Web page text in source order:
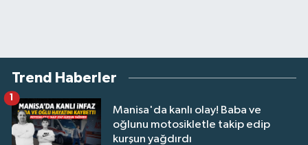
Trend Haberler
Manisa'da kanlı olay! Baba ve
oğlunu motosikletle takip edip
kurşun yağdırdı